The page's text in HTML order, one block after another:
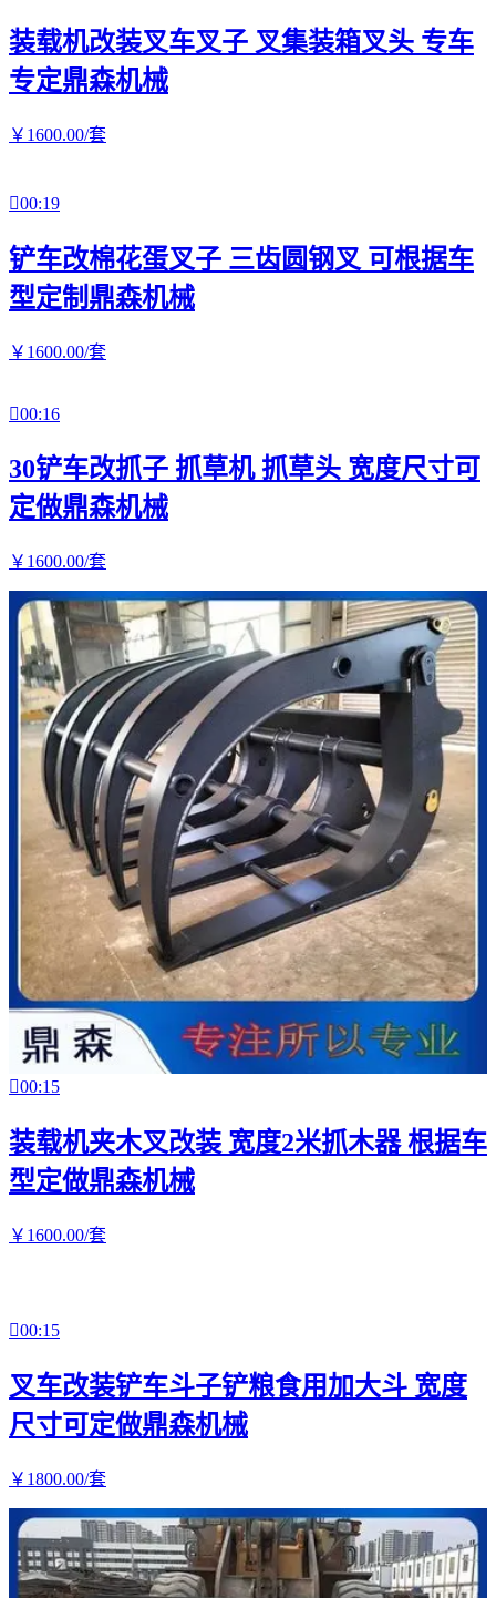
装载机改装叉车叉子 叉集装箱叉头 专车
专定鼎森机械
￥ 1600.00/套
00:19
铲车改棉花蛋叉子 三齿圆钢叉 可根据车
型定制鼎森机械
￥ 1600.00/套
00:16
30铲车改抓子 抓草机 抓草头 宽度尺寸可
定做鼎森机械
￥1600.00/套
00:15
装载机夹木叉改装 宽度2米抓木器 根据车
型定做鼎森机械
￥1600.00/套
00:15
叉车改装铲车斗子铲粮食用加大斗 宽度
尺寸可定做鼎森机械
￥1800.00/套